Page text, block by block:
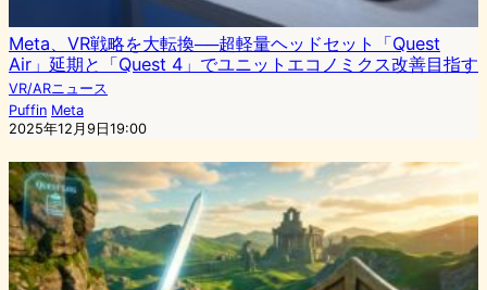
Meta、VR戦略を大転換──超軽量ヘッドセット「Quest
Air」延期と「Quest 4」でユニットエコノミクス改善目指す
VR/ARニュース
Puffin Meta
2025年12月9日19:00